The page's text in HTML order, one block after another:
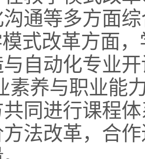
通等多方面
式改革方面
自动化专业
素养与职业能
同进行课程
法改革，合